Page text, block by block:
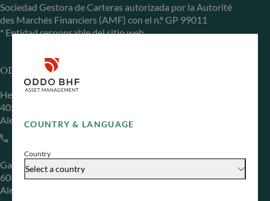
COUNTRY & LANGUAGE
Country
Select a country
Sociedad Gestora de Carteras autorizada por la Autorité
des Marchés Financiers (AMF) con el n.º GP 99011
* Entidad responsable del sitio web
ODDO BHF Asset Management GmbH
Herzogstraße 15
40217 Düsseldorf
Alemania
Gallusanlage 8
60329 Frankfurt am Main
Alemania